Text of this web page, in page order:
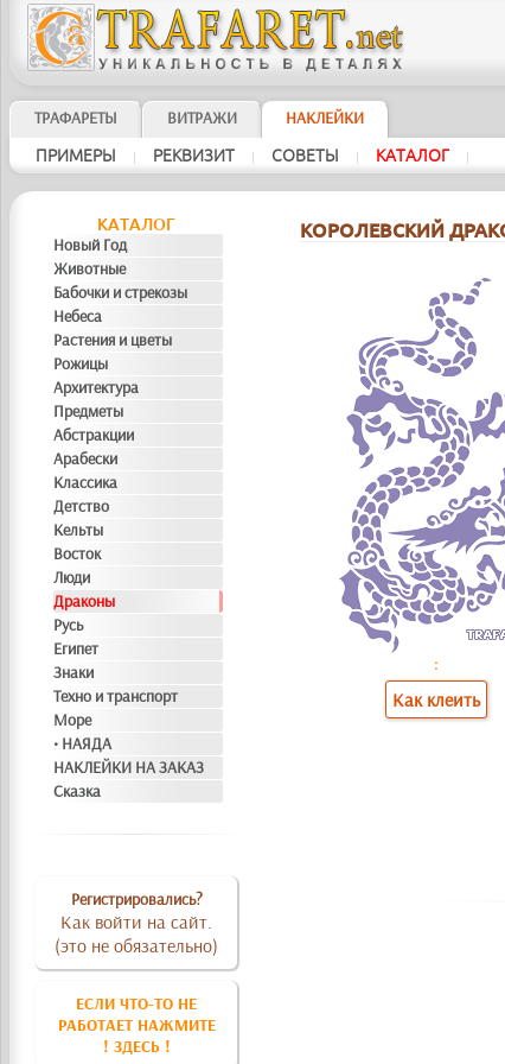
ТРАФАРЕТЫ ВИТРАЖИ НАКЛЕЙКИ
ПРИМЕРЫ | РЕКВИЗИТ | СОВЕТЫ | KAТAЛOГ |
KAТAЛOГ
Новый Год
Животные
Бабочки и стрекозы
Небеса
Растения и цветы
Рожицы
Архитектура
Предметы
Абстракции
Арабески
Классика
Детство
Кельты
Восток
Люди
Драконы
Русь
Египет
Знаки
Техно и транспорт
Море
• НАЯДА
НАКЛЕЙКИ НА ЗАКАЗ
Сказка
Регистрировались?
Как войти на сайт.
(это не обязательно)
ЕСЛИ ЧТО-ТО НЕ
РАБОТАЕТ НАЖМИТЕ
! ЗДЕСЬ !
КОРОЛЕВСКИЙ
:
Как клеить